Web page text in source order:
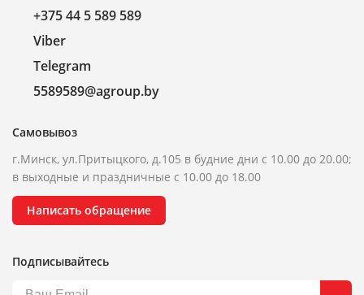
+375 44 5 589 589
Viber
Telegram
5589589@agroup.by
Самовывоз
г.Минск, ул.Притыцкого, д.105 в будние дни с 10.00 до 20.00;
в выходные и праздничные с 10.00 до 18.00
Написать обращение
Подписывайтесь